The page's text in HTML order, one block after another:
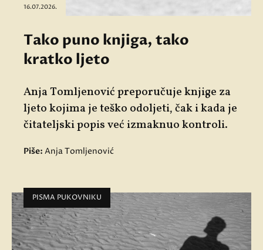
16.07.2026.
Tako puno knjiga, tako
kratko ljeto
Anja Tomljenović preporučuje knjige za
ljeto kojima je teško odoljeti, čak i kada je
čitateljski popis već izmaknuo kontroli.
Piše: Anja Tomljenović
PISMA PUKOVNIKU